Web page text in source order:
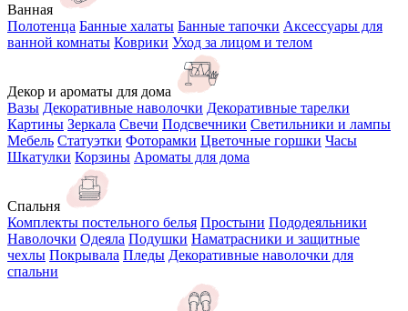
Ванная
Полотенца Банные халаты Банные тапочки Аксессуары для
ванной комнаты Коврики Уход за лицом и телом
Декор и ароматы для дома
Вазы Декоративные наволочки Декоративные тарелки
Картины Зеркала Свечи Подсвечники Светильники и лампы
Мебель Статуэтки Фоторамки Цветочные горшки Часы
Шкатулки Корзины Ароматы для дома
Спальня
Комплекты постельного белья Простыни Пододеяльники
Наволочки Одеяла Подушки Наматрасники и защитные
чехлы Покрывала Пледы Декоративные наволочки для
спальни